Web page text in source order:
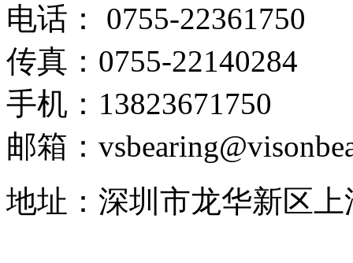
电话： 0755-22361750
传真：0755-22140284
手机：13823671750
邮箱：
地址：深圳市龙华新区